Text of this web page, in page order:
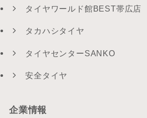
タイヤワールド館BEST帯広店
タカハシタイヤ
タイヤセンターSANKO
安全タイヤ
企業情報